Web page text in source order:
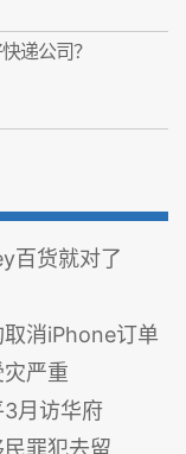
递公司？
百货就对了
消iPhone订单
严重
月访华府
罪犯去留